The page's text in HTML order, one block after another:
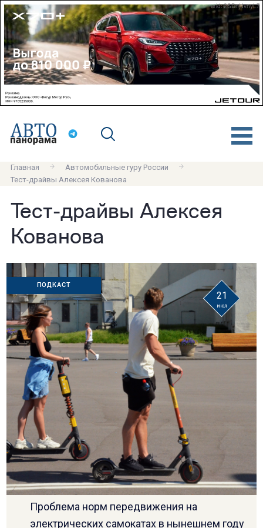
erid: 2SDnjdvnyL7
Главная
Автомобильные гуру России
Тест-драйвы Алексея Кованова
Тест-драйвы Алексея
Кованова
ПОДКАСТ
21
июл
Проблема норм передвижения на
электрических самокатах в нынешнем году